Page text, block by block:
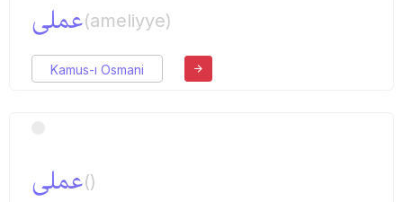
عملی(ameliyye)
Kamus-ı Osmani
عملی()